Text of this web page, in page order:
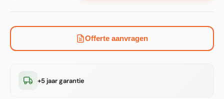
Offerte aanvragen
+5 jaar garantie